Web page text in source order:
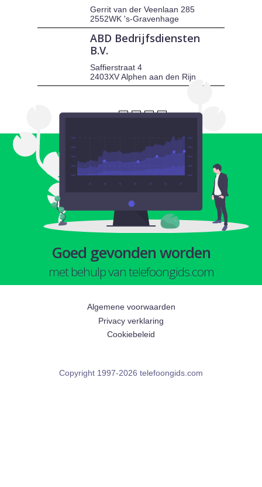
Gerrit van der Veenlaan 285
2552WK 's-Gravenhage
ABD Bedrijfsdiensten
B.V.
Saffierstraat 4
2403XV Alphen aan den Rijn
Goed gevonden worden
met behulp van telefoongids.com
Algemene voorwaarden
Privacy verklaring
Cookiebeleid
Copyright 1997-2026 telefoongids.com